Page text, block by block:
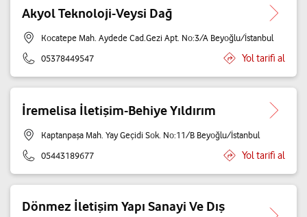
Akyol Teknoloji-Veysi Dağ
Kocatepe Mah. Aydede Cad.Gezi Apt. No:3/A Beyoğlu/İstanbul
05378449547
Yol tarifi al
İremelisa İletişim-Behiye Yıldırım
Kaptanpaşa Mah. Yay Geçidi Sok. No:11/B Beyoğlu/İstanbul
05443189677
Yol tarifi al
Dönmez İletişim Yapı Sanayi Ve Dış